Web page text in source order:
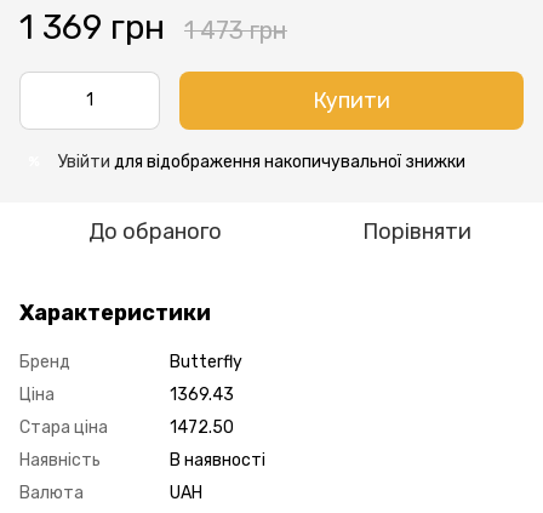
1 369 грн 1 473 грн
Купити
Увійти для відображення накопичувальної знижки
До обраного Порівняти
Характеристики
Бренд
Butterfly
Ціна
1369.43
Стара ціна
1472.50
Наявність
В наявності
Валюта
UAH